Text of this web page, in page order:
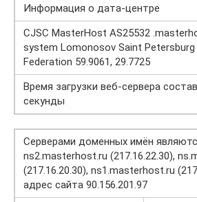
Информация о дата-центре
CJSC MasterHost AS25532
system Lomonosov Saint Petersburg
Federation 59.9061, 29.7725
Время загрузки веб-сервера
секунды
Серверами доменных имён
ns2.masterhost.ru (217.16.22.30),
(217.16.20.30), ns1.masterhost.ru
адрес сайта 90.156.201.97